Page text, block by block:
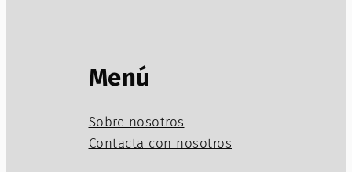
Menú
Sobre nosotros
Contacta con nosotros